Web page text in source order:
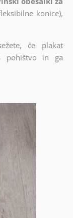
konice),
če plakat
pohištvo in ga